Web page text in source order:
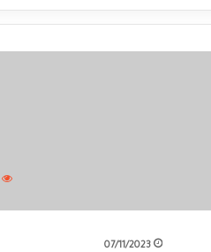
07/11/2023